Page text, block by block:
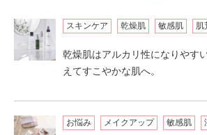
スキンケア 乾燥肌 敏感肌 肌
乾燥肌はアルカリ性になりやす
えてすこやかな肌へ。
お悩み メイクアップ 敏感肌